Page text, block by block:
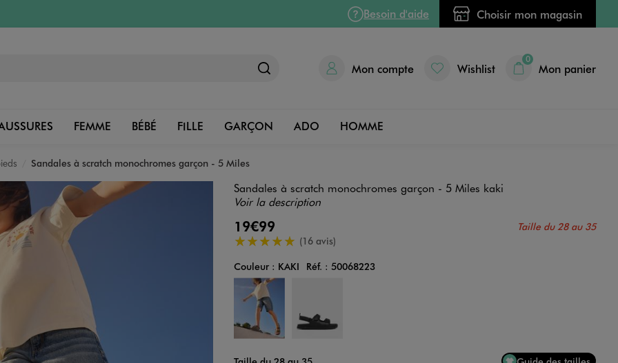
Besoin d'aide Choisir mon magasin
Mon compte Wishlist
0
Mon panier
FEMME BÉBÉ FILLE GARÇON ADO HOMME
Sandales à scratch monochromes garçon - 5 Miles
Sandales à scratch monochromes garçon - 5 Miles kaki
Voir la description
19€99 Taille du 28 au 35
5/5 de moyenne(16 avis)
Couleur
Couleur : KAKI Réf. : 50068223
Choisissez votre Couleur